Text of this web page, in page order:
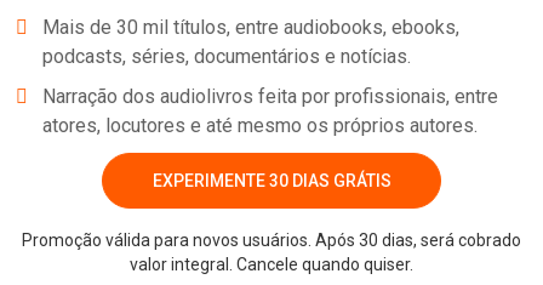
Mais de 30 mil títulos, entre audiobooks, ebooks,
podcasts, séries, documentários e notícias.
Narração dos audiolivros feita por profissionais, entre
atores, locutores e até mesmo os próprios autores.
EXPERIMENTE 30 DIAS GRÁTIS
Promoção válida para novos usuários. Após 30 dias, será cobrado
valor integral. Cancele quando quiser.